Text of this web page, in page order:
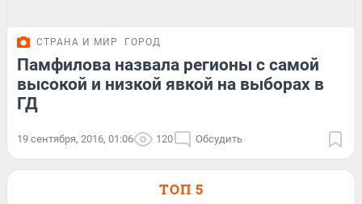
СТРАНА И МИР ГОРОД
Памфилова назвала регионы с самой
высокой и низкой явкой на выборах в
ГД
19 сентября, 2016, 01:06 120 Обсудить
ТОП 5